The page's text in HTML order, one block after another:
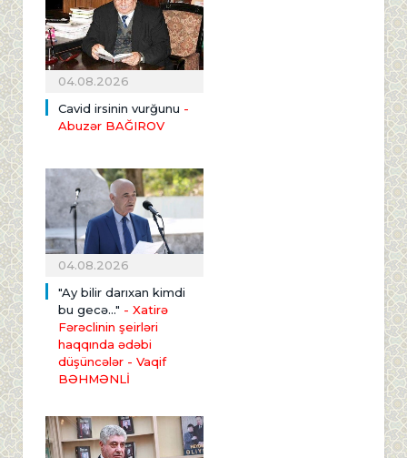
04.08.2026
Cavid irsinin vurğunu -
Abuzər BAĞIROV
04.08.2026
"Ay bilir darıxan kimdi
bu gecə..." - Xatirə
Fərəclinin şeirləri
haqqında ədəbi
düşüncələr - Vaqif
BƏHMƏNLİ